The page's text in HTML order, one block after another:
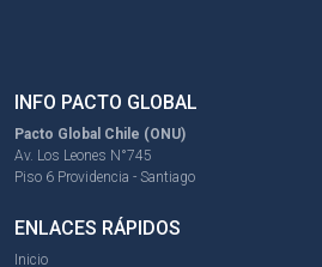
INFO PACTO GLOBAL
Pacto Global Chile (ONU)
Av. Los Leones N°745
Piso 6 Providencia - Santiago
ENLACES RÁPIDOS
Inicio